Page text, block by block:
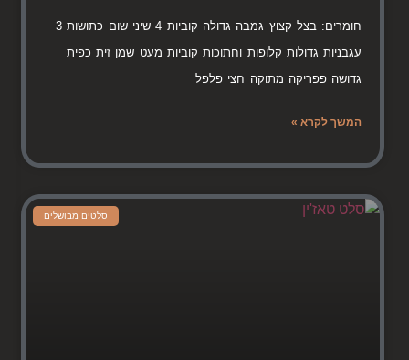
חומרים: בצל קצוץ גמבה גדולה קוביות 4 שיני שום כתושות 3
עגבניות גדולות קלופות וחתוכות קוביות מעט שמן זית כפית
גדושה פפריקה מתוקה חצי פלפל
המשך לקרא »
סלטים מבושלים